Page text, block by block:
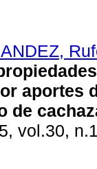
aportes
de
vol.30,